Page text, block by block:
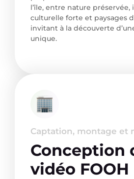
l’île, entre nature
culturelle forte et paysages
invitant à la découverte
unique.
Captation, montage et
Conception
vidéo FOOH